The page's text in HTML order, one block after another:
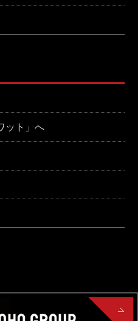
ット」へ